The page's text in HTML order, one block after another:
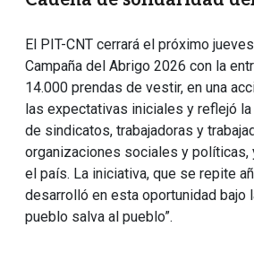
El PIT-CNT cerrará el próximo
Campaña del Abrigo 2026 con la
14.000 prendas de vestir, en una
las expectativas iniciales y reflejó
de sindicatos, trabajadoras y
organizaciones sociales y políticas,
el país. La iniciativa, que se repite
desarrolló en esta oportunidad bajo
pueblo salva al pueblo”.